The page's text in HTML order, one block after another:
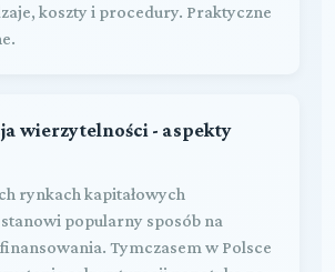
koszty i procedury. Praktyczne
wierzytelności - aspekty
rynkach kapitałowych
popularny sposób na
Tymczasem w Polsce